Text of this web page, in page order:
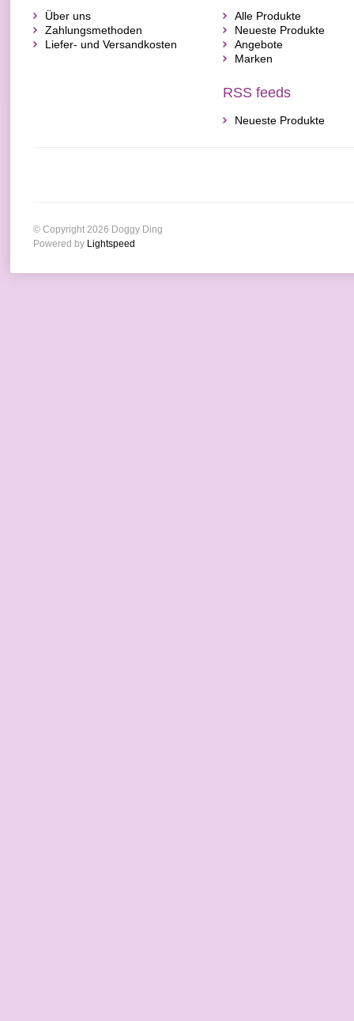
Über uns
Zahlungsmethoden
Liefer- und Versandkosten
Alle Produkte
Neueste Produkte
Angebote
Marken
RSS feeds
Neueste Produkte
© Copyright 2026 Doggy Ding
Powered by Lightspeed